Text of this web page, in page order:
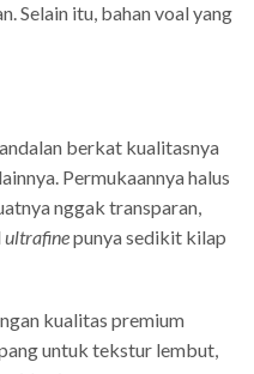
Selain itu, bahan voal yang
berkat kualitasnya
Permukaannya halus
nggak transparan,
ultrafinepunya sedikit kilap
kualitas premium
untuk tekstur lembut,